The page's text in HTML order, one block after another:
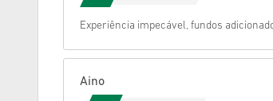
Experiência impecável, fundos
Aino